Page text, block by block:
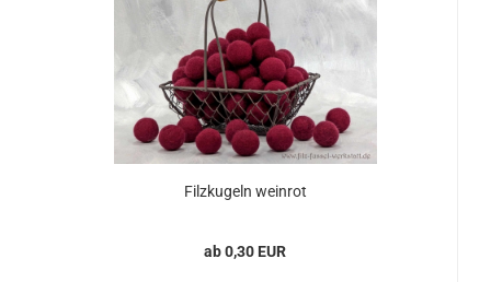
Filzkugeln weinrot
ab 0,30 EUR